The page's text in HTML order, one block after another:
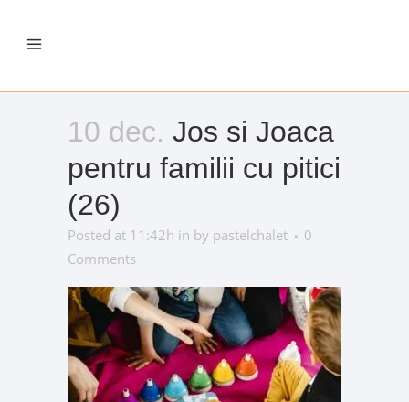
10 dec. Jos si Joaca
pentru familii cu pitici
(26)
Posted at 11:42h in by pastelchalet
0
Comments